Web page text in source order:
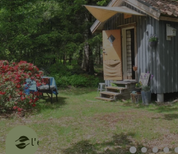
Cette Maison Nature fait de
l'effeten savoir plus